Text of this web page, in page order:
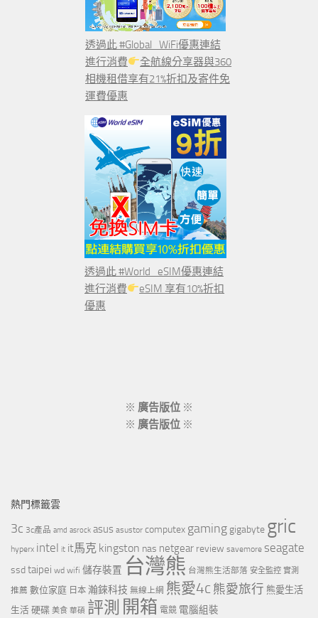
透過此 #Global_WiFi優惠連結
進行消費
全航線分享器與360
相機租借享有21%折扣及寄件免
運費優惠
透過此 #World_eSIM優惠連結
進行消費
eSIM 享有10%折扣
優惠
※ 廣告版位 ※
※ 廣告版位 ※
熱門標籤雲
3c 3c產品 amd asrock asus asustor computex gaming gigabyte gric
hyperx intel it it馬克 kingston nas netgear review savemore seagate
ssdtaipei wd wifi 儲存裝置 台灣熊 台灣熊生活部落 安全監控 實測
推薦 數位家庭 日本 瀚錸科技 無線上網 熊愛4c 熊愛旅行 熊愛生活
生活 硬碟 美食 華碩 評測 開箱 電競 電腦組裝